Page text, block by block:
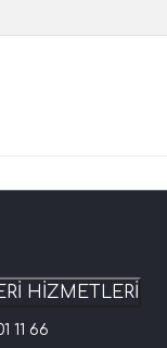
HİZMETLERİ
11 66